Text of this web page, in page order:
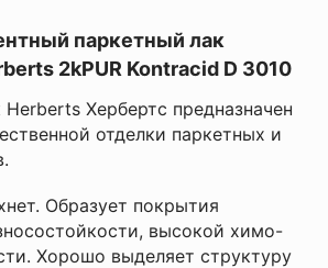
паркетный лак
2kPUR Kontracid D 3010
Хербертс предназначен
отделки паркетных и
Образует покрытия
высокой химо-
Хорошо выделяет структуру